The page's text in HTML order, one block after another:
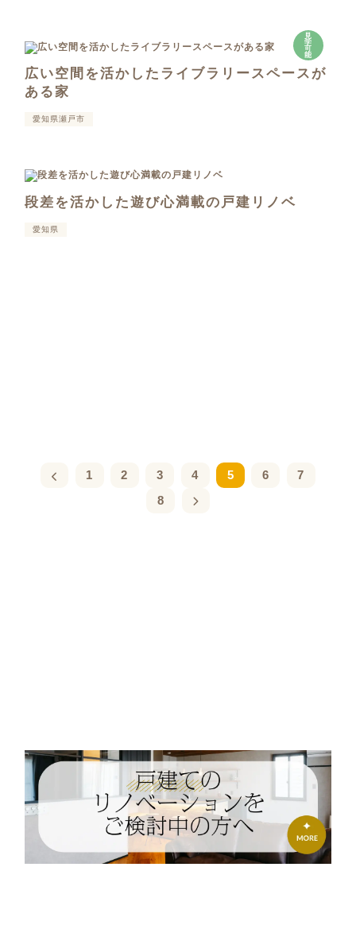
見
学
可
能
広い空間を活かしたライブラリースペースが
ある家
愛知県瀬戸市
段差を活かした遊び心満載の戸建リノベ
愛知県
1 2 3 4 5 6
7
8